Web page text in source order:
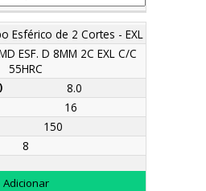
Esférico de 2 Cortes - EXL
ESF. D 8MM 2C EXL C/C
55HRC
8.0
16
150
8